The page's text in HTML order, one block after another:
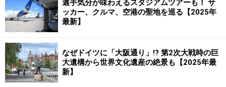
選手気分が味わえるスタジアムツアーも！ サ
ッカー、クルマ、空港の聖地を巡る【2025年
最新】
なぜドイツに「大阪通り」!? 第2次大戦時の巨
大遺構から世界文化遺産の絶景も【2025年最
新】